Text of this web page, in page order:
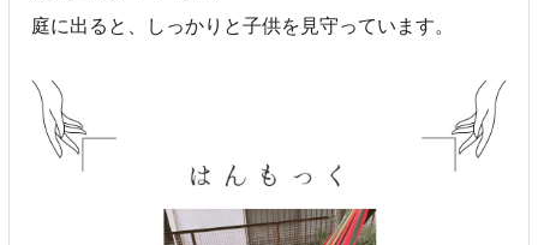
庭に出ると、しっかりと子供を見守っています。